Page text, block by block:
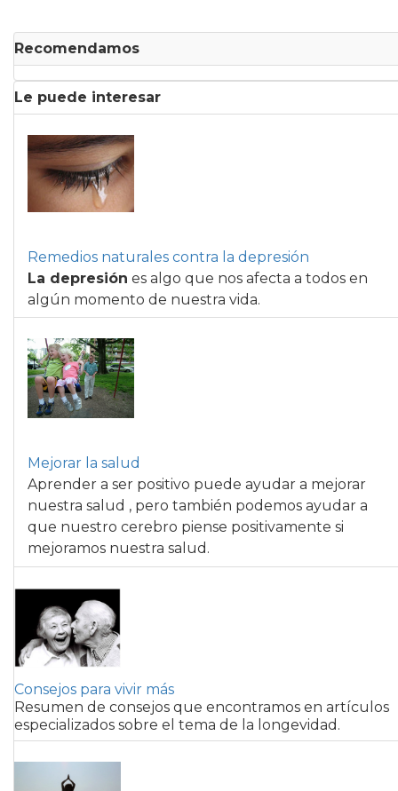
Recomendamos
Le puede interesar
Remedios naturales contra la depresión
La depresión es algo que nos afecta a todos en
algún momento de nuestra vida.
Mejorar la salud
Aprender a ser positivo puede ayudar a mejorar
nuestra salud , pero también podemos ayudar a
que nuestro cerebro piense positivamente si
mejoramos nuestra salud.
Consejos para vivir más
Resumen de consejos que encontramos en artículos
especializados sobre el tema de la longevidad.